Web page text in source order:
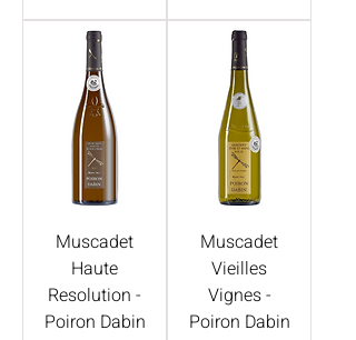
Muscadet
Haute
Resolution -
Poiron Dabin
Muscadet
Vieilles
Vignes -
Poiron Dabin